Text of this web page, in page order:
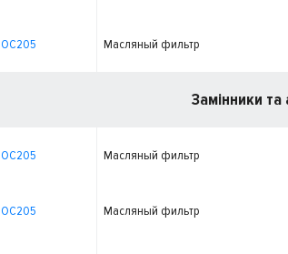
OC205 Масляный фильтр
Замінники та
OC205 Масляный фильтр
OC205 Масляный фильтр